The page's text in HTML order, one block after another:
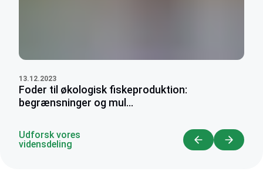
13.12.2023
Foder til økologisk fiskeproduktion:
begrænsninger og mul...
Udforsk vores
vidensdeling